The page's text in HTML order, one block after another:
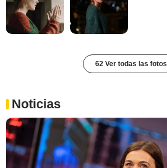
62 Ver todas las fotos
Noticias